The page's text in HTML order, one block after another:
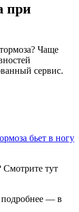
при
Чаще
сервис.
бьет в ногу
Смотрите тут
подробнее — в